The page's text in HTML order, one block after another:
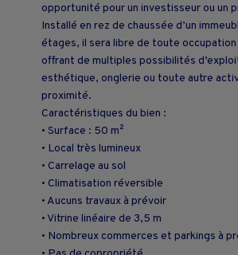
opportunité pour un investisseur ou un
Installé en rez de chaussée d’un
étages, il sera libre de toute occupation
offrant de multiples possibilités
esthétique, onglerie ou toute autre
proximité.
Caractéristiques du bien :
• Surface : 50 m²
• Local très lumineux
• Carrelage au sol
• Climatisation réversible
• Aucuns travaux à prévoir
• Vitrine linéaire de 3,5 m
• Nombreux commerces et parkings à